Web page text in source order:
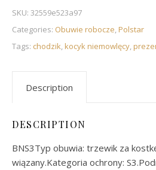
SKU: 32559e523a97
Categories: Obuwie robocze,Polstar
Tags: chodzik,kocyk niemowlęcy,
Description
DESCRIPTION
BNS3Typ obuwia: trzewik za
wiązany.Kategoria ochrony: